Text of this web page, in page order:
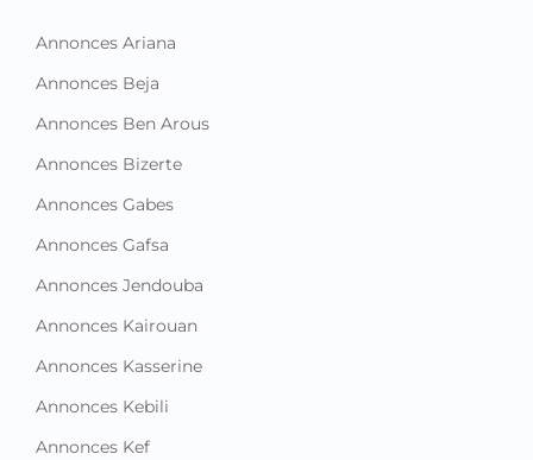
Annonces Ariana
Annonces Beja
Annonces Ben Arous
Annonces Bizerte
Annonces Gabes
Annonces Gafsa
Annonces Jendouba
Annonces Kairouan
Annonces Kasserine
Annonces Kebili
Annonces Kef